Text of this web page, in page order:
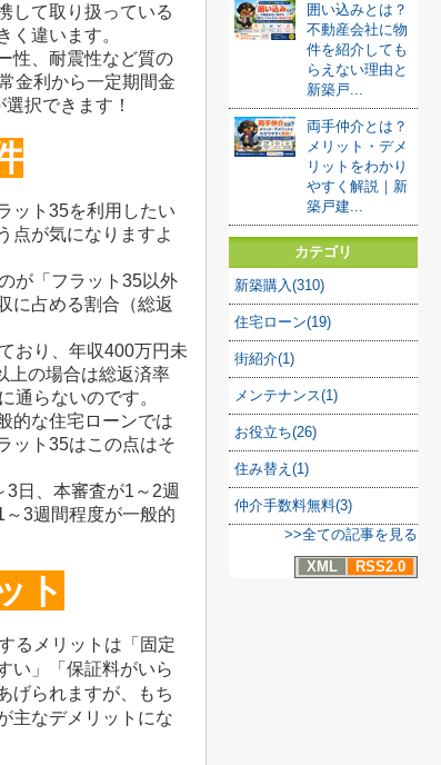
して取り扱っている
く違います。
性、耐震性など質の
金利から一定期間金
択できます！
ット35を利用したい
点が気になりますよ
が「フラット35以外
に占める割合（総返
おり、年収400万円未
上の場合は総返済率
通らないのです。
的な住宅ローンでは
ット35はこの点はそ
日、本審査が1～2週
3週間程度が一般的
ト
るメリットは「固定
い」「保証料がいら
げられますが、もち
主なデメリットにな
囲い込みとは？
不動産会社に物
件を紹介しても
らえない理由と
新築戸...
両手仲介とは？
メリット・デメ
リットをわかり
やすく解説｜新
築戸建...
カテゴリ
新築購入(310)
住宅ローン(19)
街紹介(1)
メンテナンス(1)
お役立ち(26)
住み替え(1)
仲介手数料無料(3)
>>全ての記事を見る
XML
RSS2.0